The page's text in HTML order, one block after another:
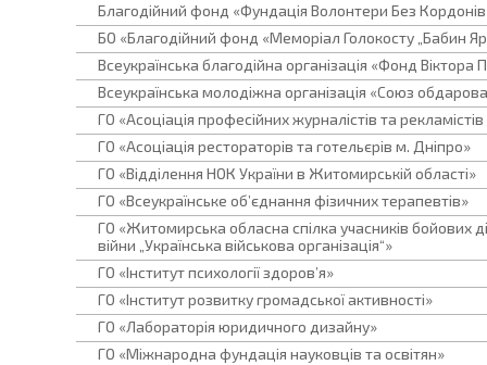
Благодійний фонд «Фундація Волонтери Без
БО «Благодійний фонд «Меморіал Голокосту „Бабин
Всеукраїнська благодійна організація «Фонд Віктора
Всеукраїнська молодіжна організація «Союз
ГО «Асоціація професійних журналістів та
ГО «Асоціація рестораторів та готельєрів м. Дніпро»
ГО «Відділення НОК України в Житомирській області»
ГО «Всеукраїнське об’єднання фізичних терапевтів»
ГО «Житомирська обласна спілка учасників бойових
війни „Українська військова організація“»
ГО «Інститут психології здоров’я»
ГО «Інститут розвитку громадської активності»
ГО «Лабораторія юридичного дизайну»
ГО «Міжнародна фундація науковців та освітян»